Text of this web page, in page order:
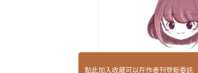
點此加入收藏可以在作者刊登新委託